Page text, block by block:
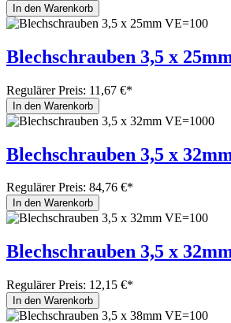
In den Warenkorb
Blechschrauben 3,5 x
Regulärer Preis: 11,67 €*
In den Warenkorb
Blechschrauben 3,5 x
Regulärer Preis: 84,76 €*
In den Warenkorb
Blechschrauben 3,5 x
Regulärer Preis: 12,15 €*
In den Warenkorb